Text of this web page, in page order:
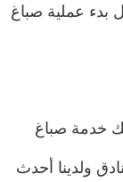
بدء عملية صباغ
خدمة صباغ
ولدينا أحدث